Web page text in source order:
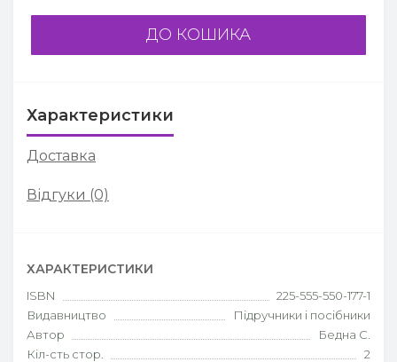
ДО КОШИКА
Характеристики
Доставка
Відгуки (0)
ХАРАКТЕРИСТИКИ
ISBN
225-555-550-177-1
Видавництво
Підручники і посібники
Автор
Бедна С.
Кіл-сть стор.
2